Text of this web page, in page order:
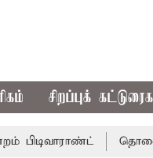
சிறப்புக்